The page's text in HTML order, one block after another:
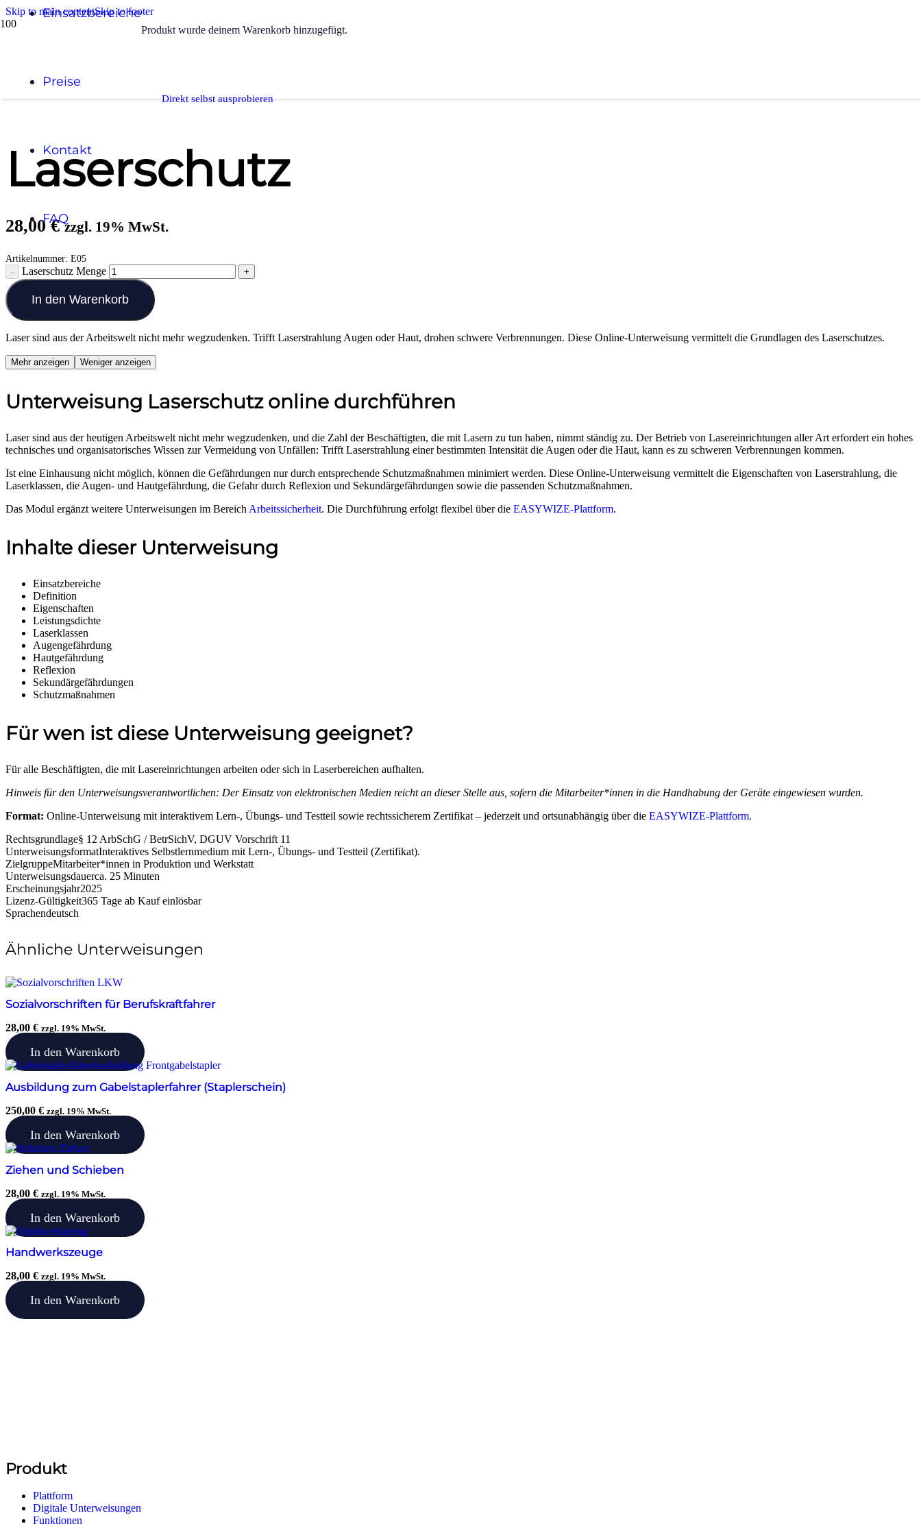
Skip to main contentSkip to footer
Einsatzbereiche
Preise
Kontakt
FAQ
Produkt wurde deinem Warenkorb hinzugefügt.
Direkt selbst ausprobieren
Laserschutz
28,00€ zzgl. 19% MwSt.
Artikelnummer: E05
Laserschutz Menge
In den Warenkorb
Laser sind aus der Arbeitswelt nicht mehr wegzudenken. Trifft Laserstrahlung Augen oder Haut, drohen schwere Verbrennungen. Diese Online-Unterweisung vermittelt die Grundlagen des Laserschutzes.
Mehr anzeigen Weniger anzeigen
Unterweisung Laserschutz online durchführen
Laser sind aus der heutigen Arbeitswelt nicht mehr wegzudenken, und die Zahl der Beschäftigten, die mit Lasern zu tun haben, nimmt ständig zu. Der Betrieb von Lasereinrichtungen aller Art erfordert ein hohes
technisches und organisatorisches Wissen zur Vermeidung von Unfällen: Trifft Laserstrahlung einer bestimmten Intensität die Augen oder die Haut, kann es zu schweren Verbrennungen kommen.
Ist eine Einhausung nicht möglich, können die Gefährdungen nur durch entsprechende Schutzmaßnahmen minimiert werden. Diese Online-Unterweisung vermittelt die Eigenschaften von Laserstrahlung, die
Laserklassen, die Augen- und Hautgefährdung, die Gefahr durch Reflexion und Sekundärgefährdungen sowie die passenden Schutzmaßnahmen.
Das Modul ergänzt weitere Unterweisungen im Bereich Arbeitssicherheit. Die Durchführung erfolgt flexibel über die EASYWIZE-Plattform.
Inhalte dieser Unterweisung
Einsatzbereiche
Definition
Eigenschaften
Leistungsdichte
Laserklassen
Augengefährdung
Hautgefährdung
Reflexion
Sekundärgefährdungen
Schutzmaßnahmen
Für wen ist diese Unterweisung geeignet?
Für alle Beschäftigten, die mit Lasereinrichtungen arbeiten oder sich in Laserbereichen aufhalten.
Hinweis für den Unterweisungsverantwortlichen: Der Einsatz von elektronischen Medien reicht an dieser Stelle aus, sofern die Mitarbeiter*innen in die Handhabung der Geräte eingewiesen wurden.
Format: Online-Unterweisung mit interaktivem Lern-, Übungs- und Testteil sowie rechtssicherem Zertifikat – jederzeit und ortsunabhängig über die EASYWIZE-Plattform.
Rechtsgrundlage§ 12 ArbSchG / BetrSichV, DGUV Vorschrift 11
UnterweisungsformatInteraktives Selbstlernmedium mit Lern-, Übungs- und Testteil (Zertifikat).
ZielgruppeMitarbeiter*innen in Produktion und Werkstatt
Unterweisungsdauerca. 25 Minuten
Erscheinungsjahr2025
Lizenz-Gültigkeit365 Tage ab Kauf einlösbar
Sprachendeutsch
Ähnliche Unterweisungen
Sozialvorschriften für Berufskraftfahrer
28,00 € zzgl. 19% MwSt.
In den Warenkorb
Ausbildung zum Gabelstaplerfahrer (Staplerschein)
250,00 € zzgl. 19% MwSt.
In den Warenkorb
Ziehen und Schieben
28,00 € zzgl. 19% MwSt.
In den Warenkorb
Handwerkszeuge
28,00 € zzgl. 19% MwSt.
In den Warenkorb
Produkt
Plattform
Digitale Unterweisungen
Funktionen